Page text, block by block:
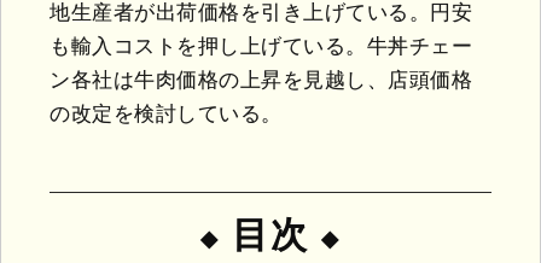
地生産者が出荷価格を引き上げている。円安
も輸入コストを押し上げている。牛丼チェー
ン各社は牛肉価格の上昇を見越し、店頭価格
の改定を検討している。
目次